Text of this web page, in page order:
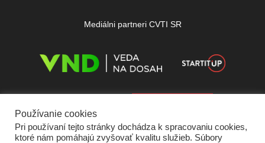
Mediálni partneri CVTI SR
Používanie cookies
Pri používaní tejto stránky dochádza k spracovaniu cookies,
ktoré nám pomáhajú zvyšovať kvalitu služieb. Súbory